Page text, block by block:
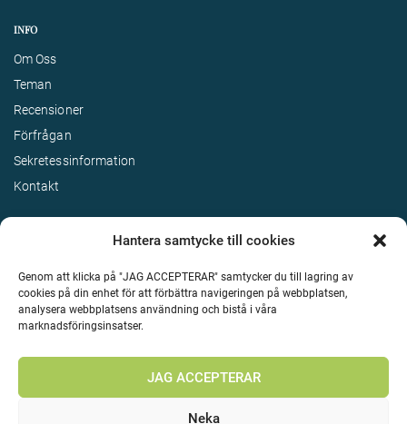
Hantera samtycke till cookies
Genom att klicka på "JAG ACCEPTERAR" samtycker du till lagring av
cookies på din enhet för att förbättra navigeringen på webbplatsen,
analysera webbplatsens användning och bistå i våra
marknadsföringsinsatser.
JAG ACCEPTERAR
Neka
INFO
Om Oss
Teman
Recensioner
Förfrågan
Sekretessinformation
Kontakt
Upphovsrätt 2026 Enjoy Travel Alla rättigheter reserverade